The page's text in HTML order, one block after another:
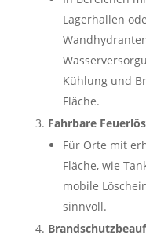
Lagerhallen
Kühlung und
Fläche.
Fahrbare
Für Orte mit
Fläche, wie
mobile
sinnvoll.